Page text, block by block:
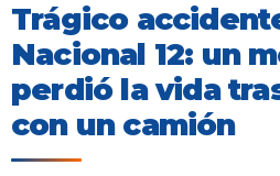
Trágico
Nacional 12: un
perdió la vida
con un camión